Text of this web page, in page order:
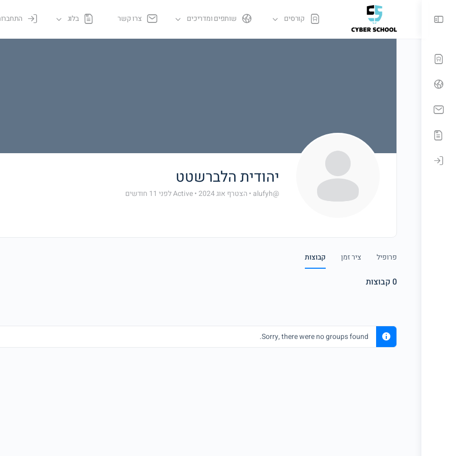
קורסים שותפים ומדריכים צרו קשר בלוג
יהודית הלברשטט
@alufyh
• הצטרף אוג 2024 •
פרופיל ציר זמן קבוצות
0 קבוצות
Sorry, there were no groups found.